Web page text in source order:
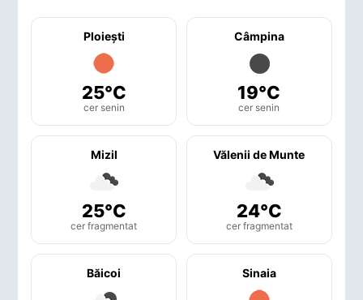
Ploieşti
25°C
cer senin
Câmpina
19°C
cer senin
Mizil
25°C
cer fragmentat
Vălenii de Munte
24°C
cer fragmentat
Băicoi Sinaia